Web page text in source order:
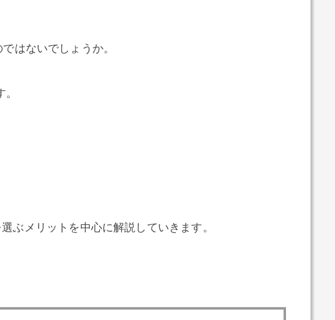
はないでしょうか。
ぶメリットを中心に解説していきます。